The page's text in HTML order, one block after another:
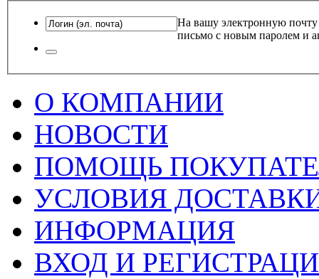
На вашу электронную почту
письмо с новым паролем и
О КОМПАНИИ
НОВОСТИ
ПОМОЩЬ
УСЛОВИЯ
ИНФОРМАЦИЯ
ВХОД И